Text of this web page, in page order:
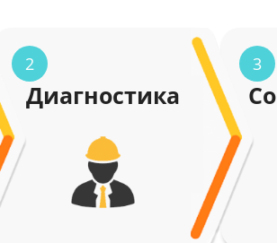
2
Диагностика
3